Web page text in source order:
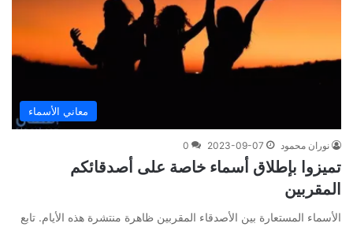
معاني الأسماء
نوران محمود 2023-09-07
0
تميزوا بإطلاق أسماء خاصة على أصدقائكم
المقربين
الأسماء المستعارة بين الأصدقاء المقربين ظاهرة منتشرة هذه الأيام. تابع